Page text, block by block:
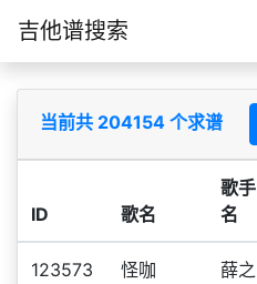
吉他谱搜索
当前共 204154 个求谱
ID 歌名
歌手
名
123573 怪咖
薛之